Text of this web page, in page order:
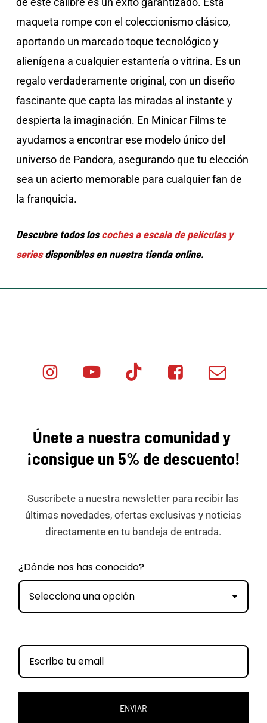
maqueta rompe con el coleccionismo clásico,
aportando un marcado toque tecnológico y
alienígena a cualquier estantería o vitrina. Es un
regalo verdaderamente original, con un diseño
fascinante que capta las miradas al instante y
despierta la imaginación. En Minicar Films te
ayudamos a encontrar ese modelo único del
universo de Pandora, asegurando que tu elección
sea un acierto memorable para cualquier fan de
la franquicia.
Descubre todos loscoches a escala de películas y
seriesdisponibles en nuestra tienda online.
Minicar Tok
Minicar Minicar
Únete a nuestra comunidad y
¡consigue un 5% de descuento!
Suscríbete a nuestra newsletter para recibir las
últimas novedades, ofertas exclusivas y noticias
directamente en tu bandeja de entrada.
¿Dónde nos has conocido?
Selecciona una opción
ENVIAR